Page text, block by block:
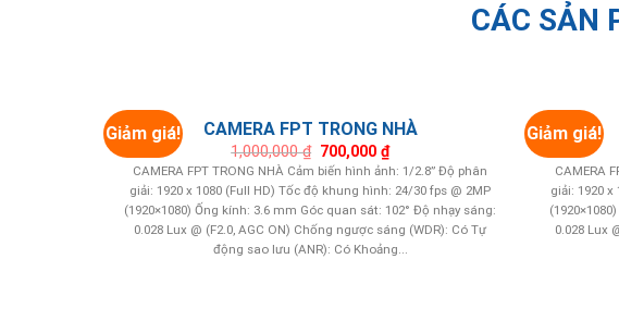
CÁC SẢN
Giảm giá! CAMERA FPT TRONG NHÀ
1,000,000₫ Giá
gốc
là:
1,000,000 ₫.
700,000₫Giá
hiện
tại
là:
700,000 ₫.
CAMERA FPT TRONG NHÀ Cảm biến hình ảnh: 1/2.8” Độ phân
giải: 1920 x 1080 (Full HD) Tốc độ khung hình: 24/30 fps @ 2MP
(1920×1080) Ống kính: 3.6 mm Góc quan sát: 102° Độ nhạy sáng:
0.028 Lux @ (F2.0, AGC ON) Chống ngược sáng (WDR): Có Tự
động sao lưu (ANR): Có Khoảng...
Giảm giá!
CAMERA
giải: 1920
0.028 Lux